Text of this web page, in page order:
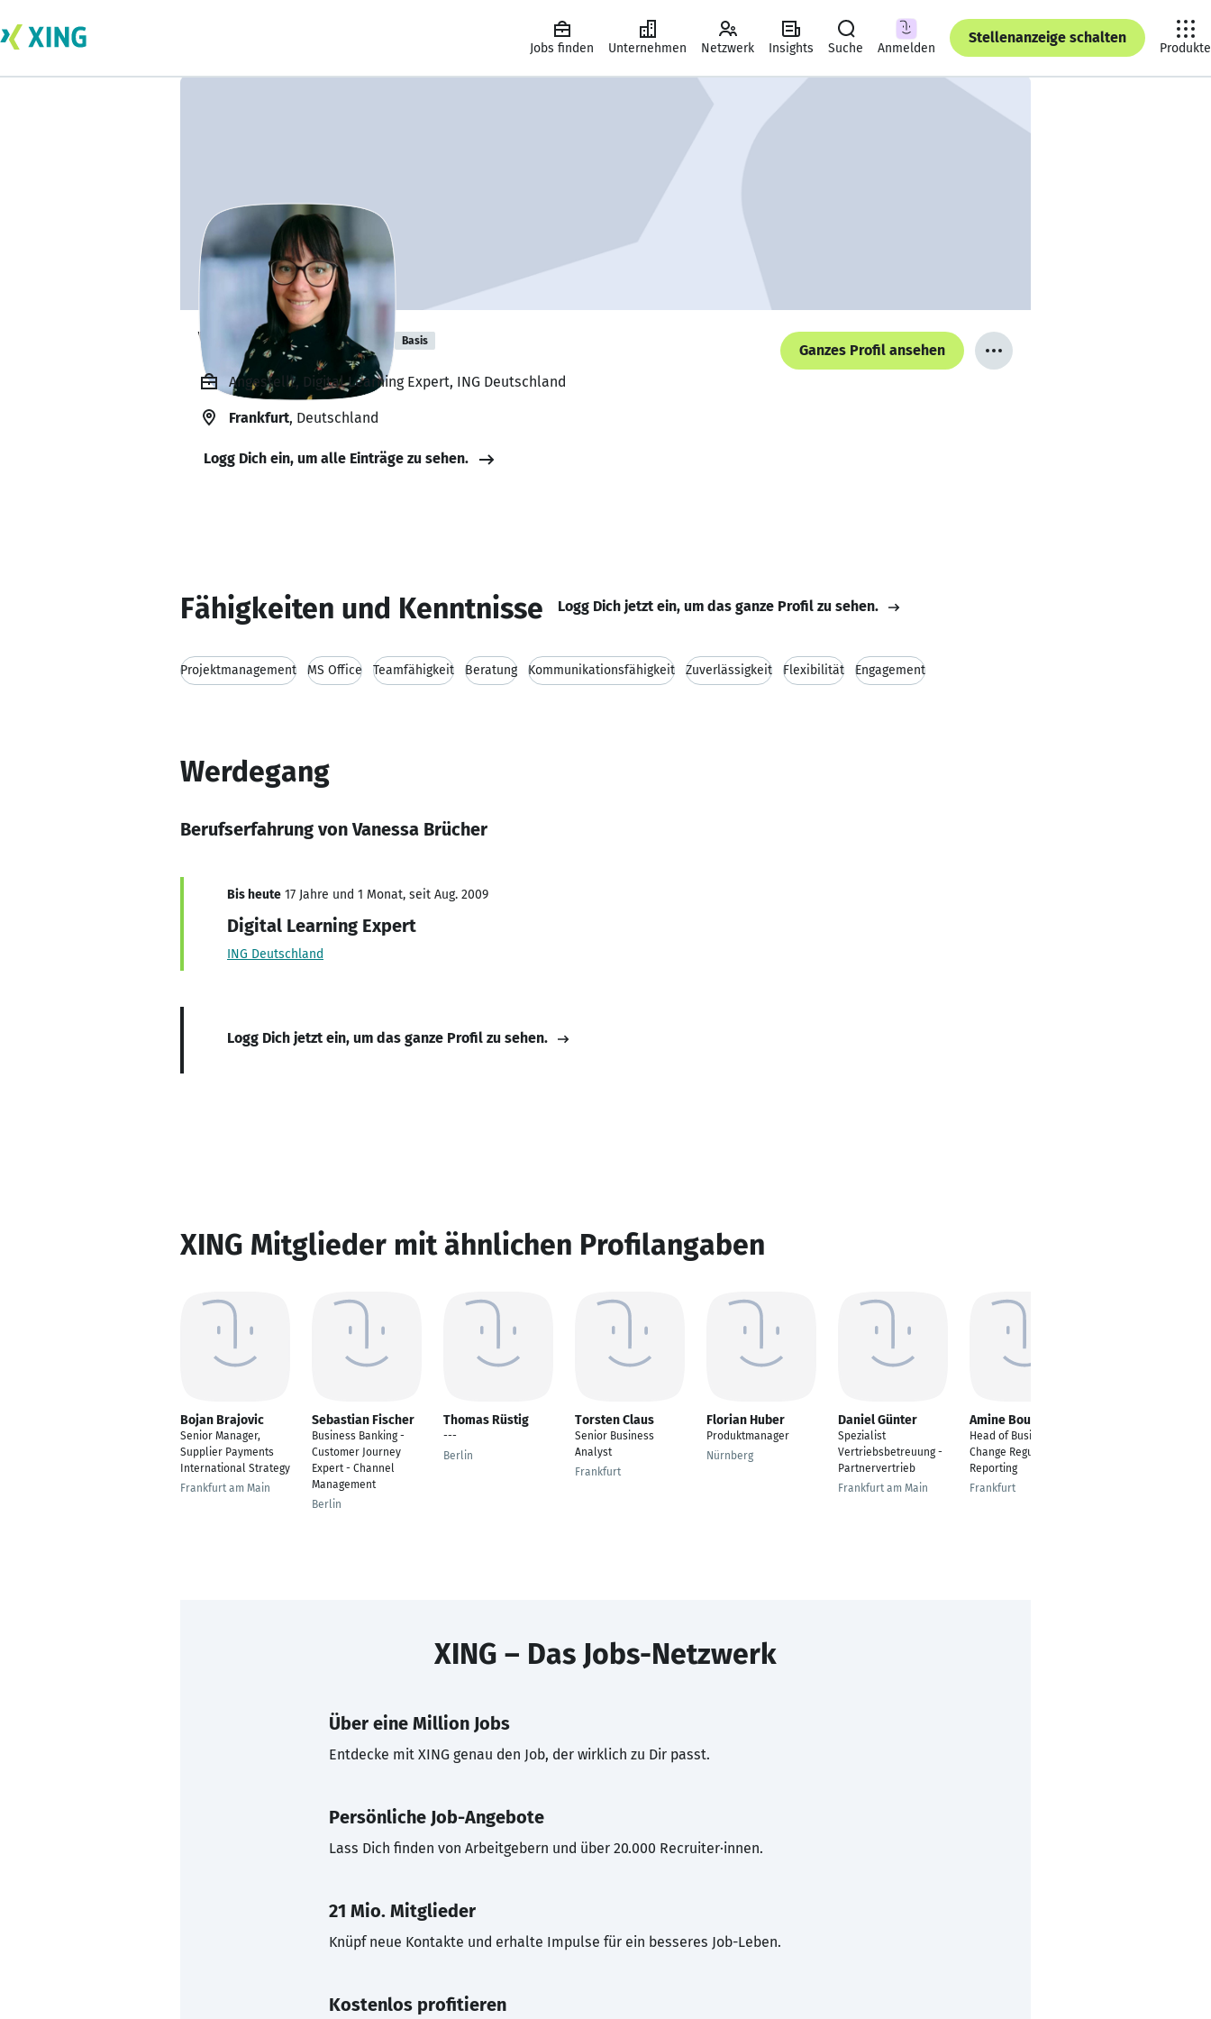
Jobs finden Unternehmen Netzwerk Insights Suche Anmelden
Stellenanzeige schalten
Produkte
Vanessa Brücher Basis
Ganzes Profil ansehen
Angestellt, Digital Learning Expert, ING Deutschland
Frankfurt, Deutschland
Logg Dich ein, um alle Einträge zu sehen.
Fähigkeiten und Kenntnisse Logg Dich jetzt ein, um das ganze Profil zu sehen.
Projektmanagement MS Office Teamfähigkeit Beratung Kommunikationsfähigkeit Zuverlässigkeit Flexibilität Engagement
Werdegang
Berufserfahrung von Vanessa Brücher
Bis heute 17 Jahre und 1 Monat, seit Aug. 2009
Digital Learning Expert
ING Deutschland
Logg Dich jetzt ein, um das ganze Profil zu sehen.
XING Mitglieder mit ähnlichen Profilangaben
Bojan Brajovic
Senior Manager,
Supplier Payments
International Strategy
Frankfurt am Main
Sebastian Fischer
Business Banking -
Customer Journey
Expert - Channel
Management
Berlin
Thomas Rüstig
---
Berlin
Torsten Claus
Senior Business
Analyst
Frankfurt
Florian Huber
Produktmanager
Nürnberg
Daniel Günter
Spezialist
Vertriebsbetreuung -
Partnervertrieb
Frankfurt am Main
Amine Boutaleb
Head of Business
Change Regulatory
Reporting
Frankfurt
XING – Das Jobs-Netzwerk
Über eine Million Jobs
Entdecke mit XING genau den Job, der wirklich zu Dir passt.
Persönliche Job-Angebote
Lass Dich finden von Arbeitgebern und über 20.000 Recruiter·innen.
21 Mio. Mitglieder
Knüpf neue Kontakte und erhalte Impulse für ein besseres Job-Leben.
Kostenlos profitieren